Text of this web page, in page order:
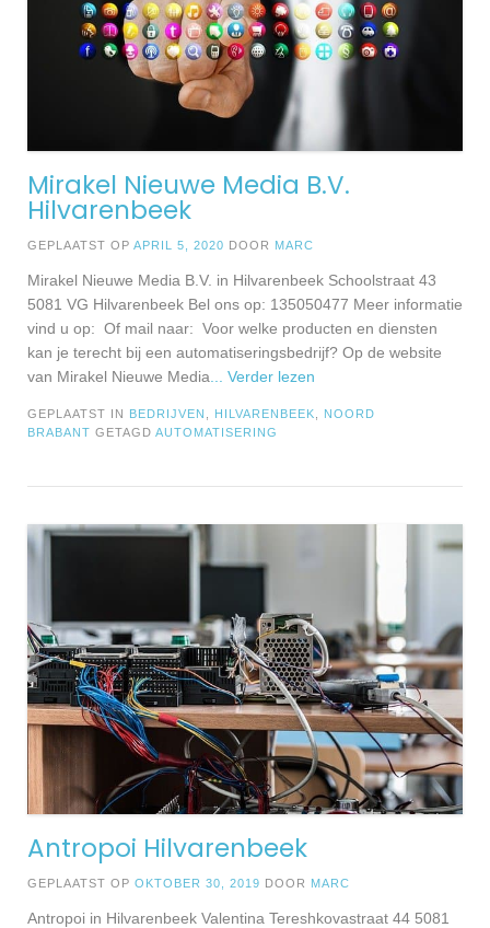
Mirakel Nieuwe Media B.V.
Hilvarenbeek
GEPLAATST OP APRIL 5, 2020 DOOR MARC
Mirakel Nieuwe Media B.V. in Hilvarenbeek Schoolstraat 43
5081 VG Hilvarenbeek Bel ons op: 135050477 Meer informatie
vind u op: Of mail naar: Voor welke producten en diensten
kan je terecht bij een automatiseringsbedrijf? Op de website
van Mirakel Nieuwe Media ... Verder lezen
GEPLAATST IN BEDRIJVEN HILVARENBEEK
NOORD
BRABANT GETAGD AUTOMATISERING
Antropoi Hilvarenbeek
GEPLAATST OP OKTOBER 30, 2019 DOOR MARC
Antropoi in Hilvarenbeek Valentina Tereshkovastraat 44 5081